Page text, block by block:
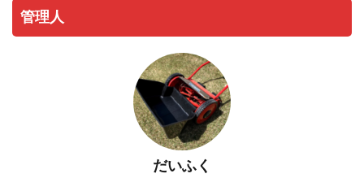
管理人
だいふく